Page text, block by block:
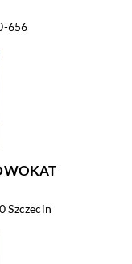
656
Szczecin